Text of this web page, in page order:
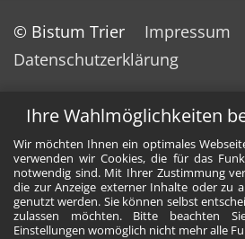
Ihre Wahlmöglichkeiten
Wir möchten Ihnen ein optimales
verwenden wir Cookies, die für das
notwendig sind. Mit Ihrer Zustimmung
die zur Anzeige externer Inhalte oder zu
genutzt werden. Sie können selbst
zulassen möchten. Bitte beachten
Einstellungen womöglich nicht mehr alle
© Bistum Trier
Impressum
Datenschutzerklärung